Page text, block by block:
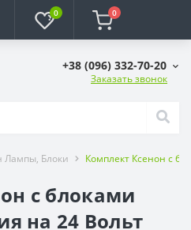
0 0
+38 (096) 332-70-20
Заказать звонок
Лампы, Блоки Комплект Ксенон с
с блоками
на 24 Вольт